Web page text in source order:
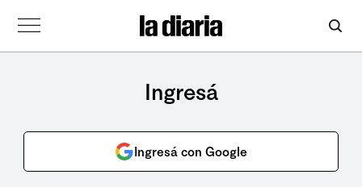
Ingresá
Ingresá con Google